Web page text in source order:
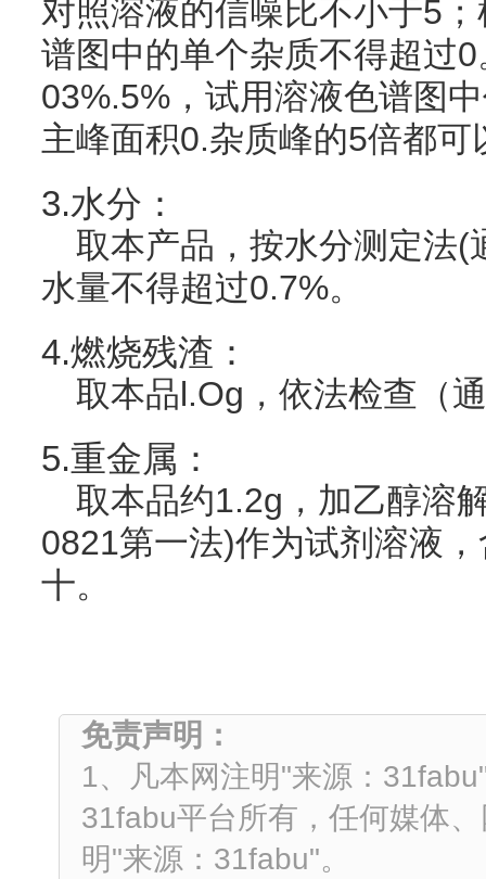
对照溶液的信噪比不小于5
谱图中的单个杂质不得超过
03%.5%，试用溶液色谱图
主峰面积0.杂质峰的5倍都可
3.水分：
取本产品，按水分测定法
水量不得超过0.7%。
4.燃烧残渣：
取本品l.Og，依法检查（
5.重金属：
取本品约1.2g，加乙醇溶
0821第一法)作为试剂溶液
十。
免责声明：
1、凡本网注明"来源：
31fabu平台所有，任何媒体
明"来源：31fabu"。